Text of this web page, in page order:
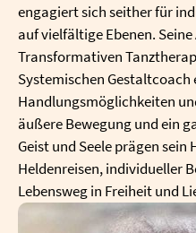
engagiert sich seither für
auf vielfältige Ebenen.
Transformativen
Systemischen
Handlungsmöglichkeiten
äußere Bewegung und ein
Geist und Seele prägen
Heldenreisen, individueller
Lebensweg in Freiheit und